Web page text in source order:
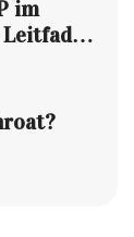
im
THCP